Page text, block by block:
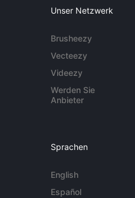
Unser Netzwerk
Brusheezy
Vecteezy
Videezy
Werden Sie
Anbieter
Sprachen
English
Español